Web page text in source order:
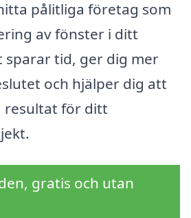
pålitliga företag som
av fönster i ditt
sparar tid, ger dig mer
och hjälper dig att
resultat för ditt
gratis och utan